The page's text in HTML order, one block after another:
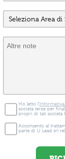
Ho letto l'
società terze per
propri di tali società
Acconsento al
parte di U Lead srl